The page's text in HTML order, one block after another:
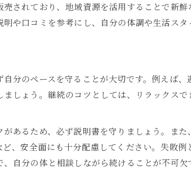
体質改善よもぎ蒸しで時短セルフケア実践
自宅で無理なく続く体質改善よもぎ蒸し
体質改善よもぎ蒸しのリスクと注意点
自宅で安全に体質改善よもぎ蒸しを行う方法
安心して続ける体質改善よもぎ蒸しのコツ
されており、地域資源を活用することで新
や口コミを参考にし、自分の体調や生活スタ
分のペースを守ることが大切です。例えば
しょう。継続のコツとしては、リラックス
あるため、必ず説明書を守りましょう。ま
、安全面にも十分配慮してください。失敗
自分の体と相談しながら続けることが不可欠